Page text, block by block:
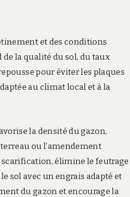
et des conditions
la qualité du sol, du taux
pour éviter les plaques
au climat local et à la
la densité du gazon,
ou l’amendement
élimine le feutrage
sol avec un engrais adapté et
du gazon et encourage la